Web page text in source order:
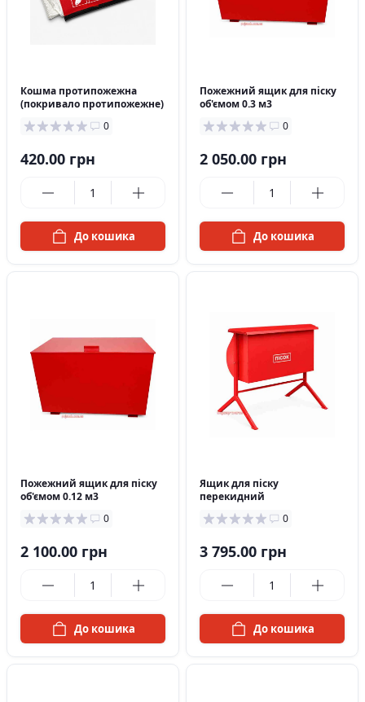
Кошма протипожежна
(покривало протипожежне)
0
420.00 грн
До кошика
Пожежний ящик для піску
об'ємом 0.3 м3
0
2 050.00 грн
До кошика
Пожежний ящик для піску
об'ємом 0.12 м3
0
2 100.00 грн
До кошика
Ящик для піску
перекидний
0
3 795.00 грн
До кошика